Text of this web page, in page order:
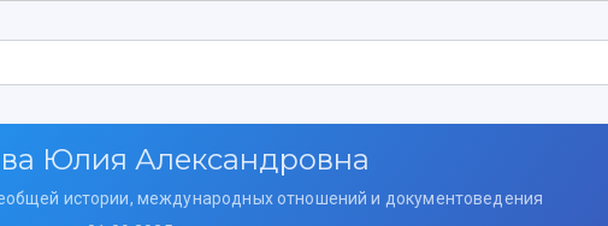
Юлия Александровна
истории, международных отношений и документоведения